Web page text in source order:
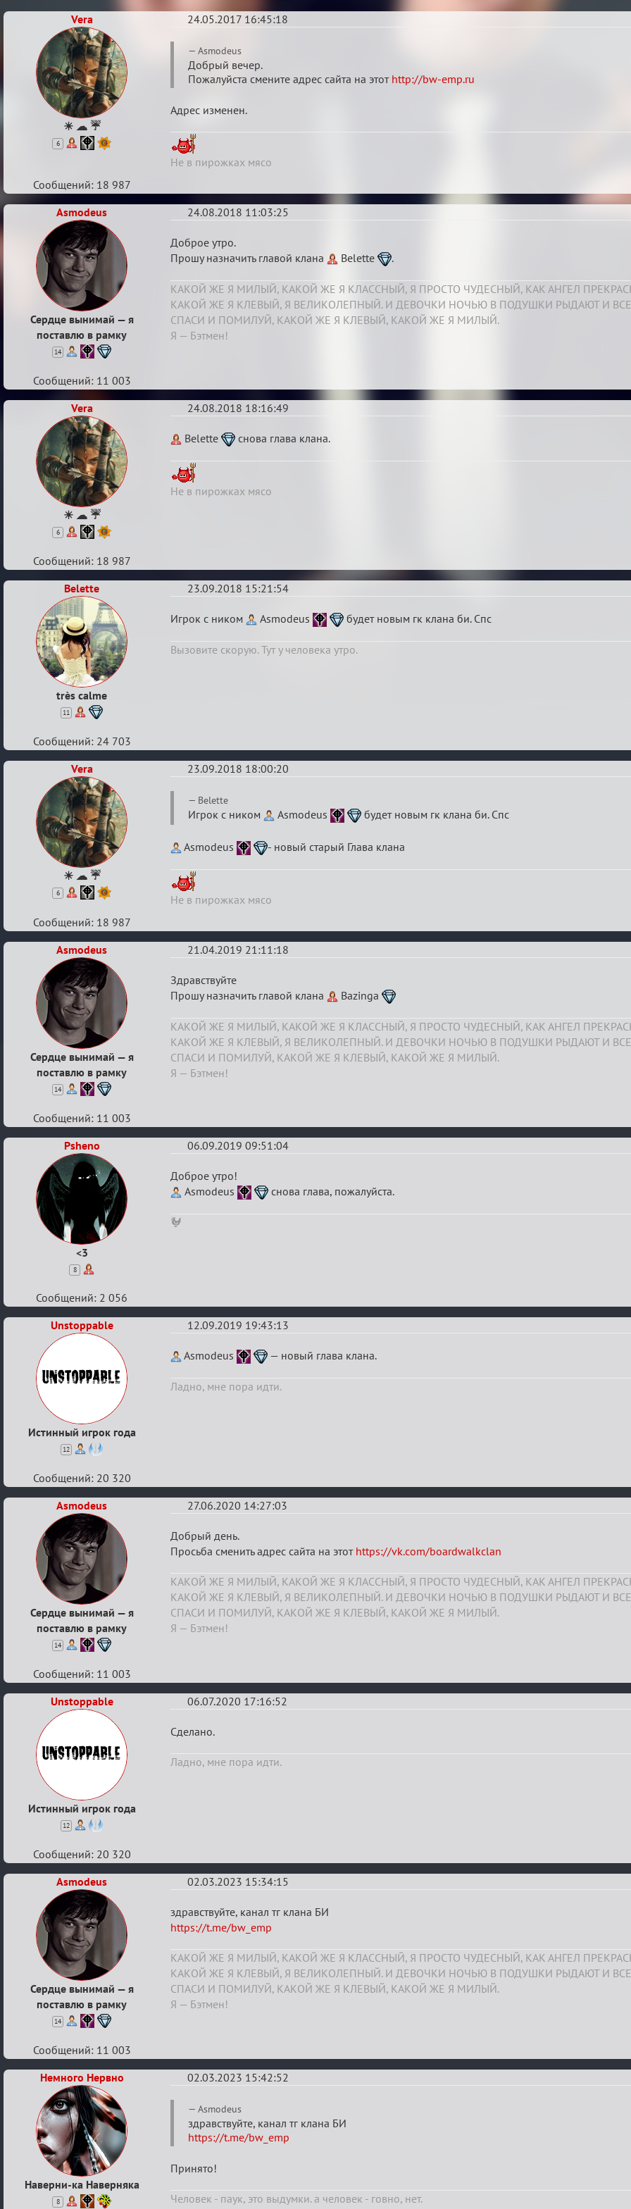
Vera
☀ ☁ ☔
6
24.05.2017 16:45:18
Re:
Boardwalk
Empire
Asmodeus
Добрый вечер.
Пожалуйста смените адрес сайта на этот http://bw-emp.ru
Адрес изменен.
Не в пирожках мясо
Сообщений: 18 987
Asmodeus
Сердце вынимай — я
поставлю в рамку
14
24.08.2018 11:03:25
Re:
Boardwalk
Empire
Доброе утро.
Прошу назначить главой клана
Belette .
КАКОЙ ЖЕ Я МИЛЫЙ, КАКОЙ ЖЕ Я КЛАССНЫЙ, Я ПРОСТО ЧУДЕСНЫЙ, КАК АНГЕЛ
КАКОЙ ЖЕ Я КЛЕВЫЙ, Я ВЕЛИКОЛЕПНЫЙ. И ДЕВОЧКИ НОЧЬЮ В ПОДУШКИ РЫДАЮТ И
СПАСИ И ПОМИЛУЙ, КАКОЙ ЖЕ Я КЛЕВЫЙ, КАКОЙ ЖЕ Я МИЛЫЙ.
Я — Бэтмен!
Сообщений: 11 003
Vera
☀ ☁ ☔
6
24.08.2018 18:16:49
Re:
Boardwalk
Empire
Belette снова глава клана.
Не в пирожках мясо
Сообщений: 18 987
Belette
très calme
11
23.09.2018 15:21:54
Re:
Empire
Игрок с ником Asmodeus будет новым гк клана би. Спс
Вызовите скорую. Тут у человека утро.
Сообщений: 24 703
Vera
☀ ☁ ☔
6
23.09.2018 18:00:20
Re:
Boardwalk
Belette
Игрок с ником Asmodeus будет новым гк клана би. Спс
Asmodeus - новый старый Глава клана
Не в пирожках мясо
Сообщений: 18 987
Asmodeus
Сердце вынимай — я
поставлю в рамку
14
21.04.2019 21:11:18
Re:
Boardwalk
Empire
Здравствуйте
Прошу назначить главой клана
Bazinga
КАКОЙ ЖЕ Я МИЛЫЙ, КАКОЙ ЖЕ Я КЛАССНЫЙ, Я ПРОСТО ЧУДЕСНЫЙ, КАК АНГЕЛ
КАКОЙ ЖЕ Я КЛЕВЫЙ, Я ВЕЛИКОЛЕПНЫЙ. И ДЕВОЧКИ НОЧЬЮ В ПОДУШКИ РЫДАЮТ И
СПАСИ И ПОМИЛУЙ, КАКОЙ ЖЕ Я КЛЕВЫЙ, КАКОЙ ЖЕ Я МИЛЫЙ.
Я — Бэтмен!
Сообщений: 11 003
Psheno
<3
8
06.09.2019 09:51:04
Re:
Boardwalk
Empire
Доброе утро!
Asmodeus
снова глава, пожалуйста.
🐓
Сообщений: 2 056
Unstoppable
Истинный игрок года
12
12.09.2019 19:43:13
Re:
Empire
Asmodeus — новый глава клана.
Ладно, мне пора идти.
Сообщений: 20 320
Asmodeus
Сердце вынимай — я
поставлю в рамку
14
27.06.2020 14:27:03
Re:
Boardwalk
Empire
Добрый день.
Просьба сменить адрес сайта на этот https://vk.com/boardwalkclan
КАКОЙ ЖЕ Я МИЛЫЙ, КАКОЙ ЖЕ Я КЛАССНЫЙ, Я ПРОСТО ЧУДЕСНЫЙ, КАК АНГЕЛ
КАКОЙ ЖЕ Я КЛЕВЫЙ, Я ВЕЛИКОЛЕПНЫЙ. И ДЕВОЧКИ НОЧЬЮ В ПОДУШКИ РЫДАЮТ И
СПАСИ И ПОМИЛУЙ, КАКОЙ ЖЕ Я КЛЕВЫЙ, КАКОЙ ЖЕ Я МИЛЫЙ.
Я — Бэтмен!
Сообщений: 11 003
Unstoppable
Истинный игрок года
12
06.07.2020 17:16:52
Re:
Empire
Сделано.
Ладно, мне пора идти.
Сообщений: 20 320
Asmodeus
Сердце вынимай — я
поставлю в рамку
14
02.03.2023 15:34:15
Re:
Boardwalk
Empire
здравствуйте, канал тг клана БИ
https://t.me/bw_emp
КАКОЙ ЖЕ Я МИЛЫЙ, КАКОЙ ЖЕ Я КЛАССНЫЙ, Я ПРОСТО ЧУДЕСНЫЙ, КАК АНГЕЛ
КАКОЙ ЖЕ Я КЛЕВЫЙ, Я ВЕЛИКОЛЕПНЫЙ. И ДЕВОЧКИ НОЧЬЮ В ПОДУШКИ РЫДАЮТ И
СПАСИ И ПОМИЛУЙ, КАКОЙ ЖЕ Я КЛЕВЫЙ, КАКОЙ ЖЕ Я МИЛЫЙ.
Я — Бэтмен!
Сообщений: 11 003
Немного Нервно
Наверни-ка Наверняка
8
02.03.2023 15:42:52
Re:
Boardwalk
Empire
Asmodeus
здравствуйте, канал тг клана БИ
https://t.me/bw_emp
Принято!
Человек - паук, это выдумки. а человек - говно, нет.